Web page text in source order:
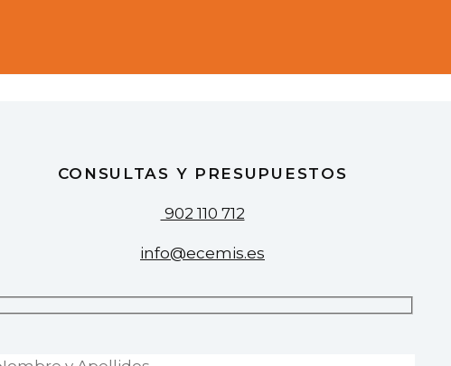
CONSULTAS Y PRESUPUESTOS
902 110 712
info@ecemis.es